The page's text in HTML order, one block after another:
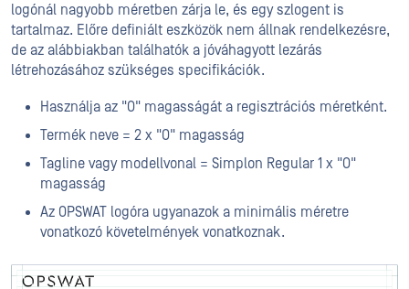
logónál nagyobb méretben zárja le, és egy szlogent is
tartalmaz. Előre definiált eszközök nem állnak rendelkezésre,
de az alábbiakban találhatók a jóváhagyott lezárás
létrehozásához szükséges specifikációk.
Használja az "O" magasságát a regisztrációs méretként.
Termék neve = 2 x "O" magasság
Tagline vagy modellvonal = Simplon Regular 1 x "O"
magasság
Az OPSWAT logóra ugyanazok a minimális méretre
vonatkozó követelmények vonatkoznak.